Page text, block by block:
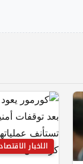
الاخبار